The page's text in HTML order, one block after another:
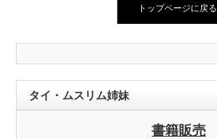
トップページに戻る
タイ・ムスリム姉妹
書籍販売